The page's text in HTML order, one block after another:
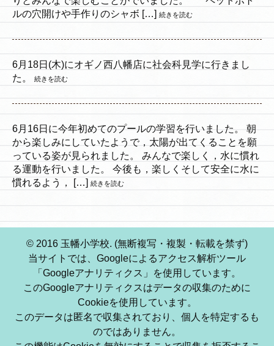
ルの穴開けや手作りのシャボ […] 続きを読む
6月18日(木)にオギノ西八幡店に社会科見学に行きまし
た。
続きを読む
6月16日に今年初めてのプールの学習を行いました。 朝
から楽しみにしていたようで，太陽が出てくることを願
っている姿が見られました。 みんなで楽しく，水に慣れ
る運動を行いました。 今後も，楽しくそして安全に水に
慣れるよう， […] 続きを読む
© 2016 玉幡小学校. (無断複写・複製・転載を禁ず)
当サイトでは、Googleによるアクセス解析ツール
「Googleアナリティクス」を使用しています。
このGoogleアナリティクスはデータの収集のために
Cookieを使用しています。
このデータは匿名で収集されており、個人を特定するも
のではありません。